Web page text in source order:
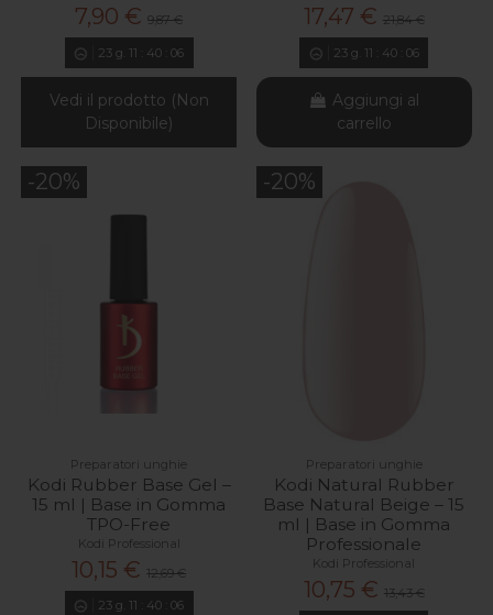
7,90 €9,87 €
23g. 11 40: 04
Vedi il prodotto (Non
Disponibile)
17,47 € 21,84 €
23g. 11: 40: 04
Aggiungi al
carrello
-20%
Preparatori unghie
Kodi Rubber Base Gel –
15 ml | Base in Gomma
TPO-Free
Kodi Professional
10,15 € 12,69 €
23g. 11 40: 04
-20%
Preparatori unghie
Kodi Natural Rubber
Base Natural Beige – 15
ml | Base in Gomma
Professionale
Kodi Professional
10,75 € 13,43 €